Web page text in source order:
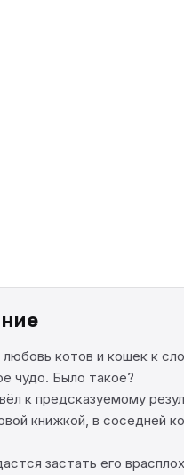
котов и кошек к
чудо. Было такое?
к предсказуемому
книжкой, в соседней
застать его